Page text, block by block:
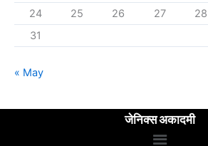
24
25 26 27 28
31
« May
जेनिक्स अकादमी
Menu